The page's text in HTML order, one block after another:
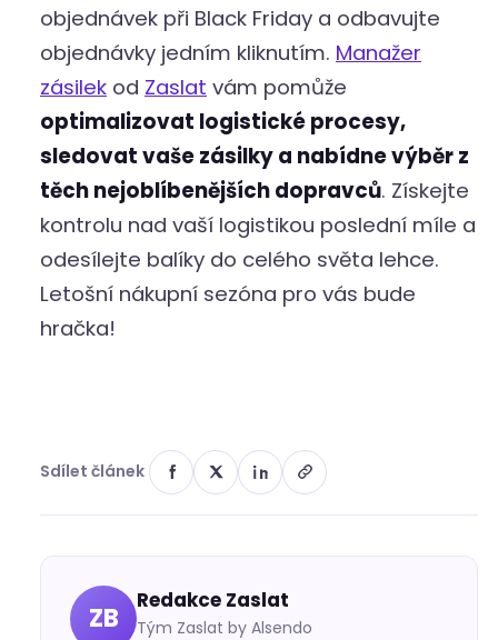
objednávek při Black Friday a odbavujte
objednávky jedním kliknutím. Manažer
zásilek od Zaslat vám pomůže
optimalizovat logistické procesy,
sledovat vaše zásilky a nabídne výběr z
těch nejoblíbenějších dopravců. Získejte
kontrolu nad vaší logistikou poslední míle a
odesílejte balíky do celého světa lehce.
Letošní nákupní sezóna pro vás bude
hračka!
Sdílet článek
ZB
Redakce Zaslat
Tým Zaslat by Alsendo